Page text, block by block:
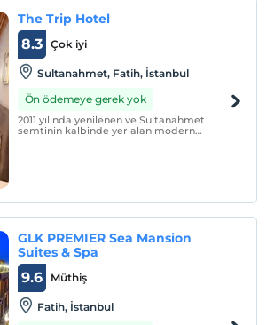
The Trip Hotel
Çok iyi
8.3
Sultanahmet, Fatih, İstanbul
Ön ödemeye gerek yok
2011 yılında yenilenen ve Sultanahmet
semtinin kalbinde yer alan modern
GLK PREMIER Sea Mansion
Suites & Spa
Müthiş
9.6
Fatih, İstanbul